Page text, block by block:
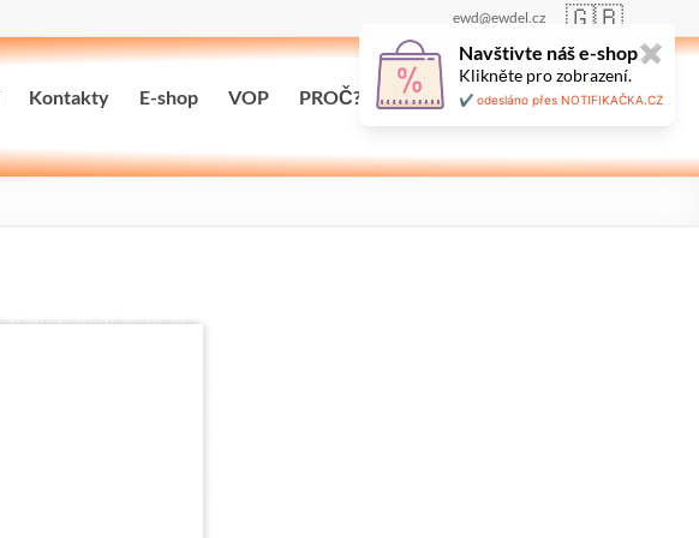
ewd@ewdel.cz 🇬🇧
Kontakty E-shop VOP PROČ? Maloobchodní prodej
Navštivte náš e-shop✖
Klikněte pro zobrazení.
✔️ odesláno přes NOTIFIKAČKA.CZ